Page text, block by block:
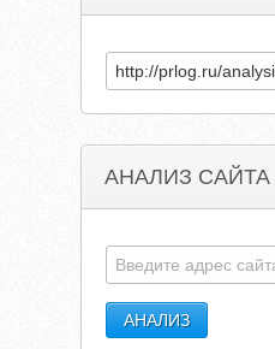
АНАЛИЗ САЙТА